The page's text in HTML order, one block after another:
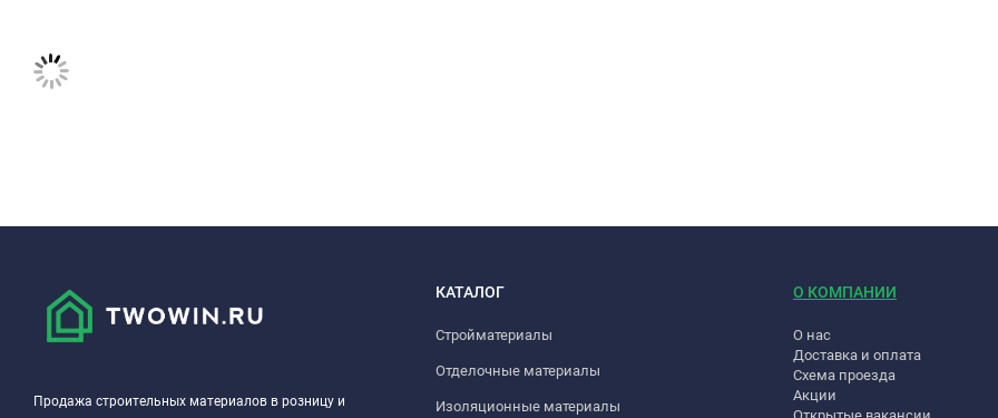
Продажа строительных материалов в розницу и
КАТАЛОГ
Стройматериалы
Отделочные материалы
Изоляционные материалы
О КОМПАНИИ
О нас
Доставка и оплата
Схема проезда
Акции